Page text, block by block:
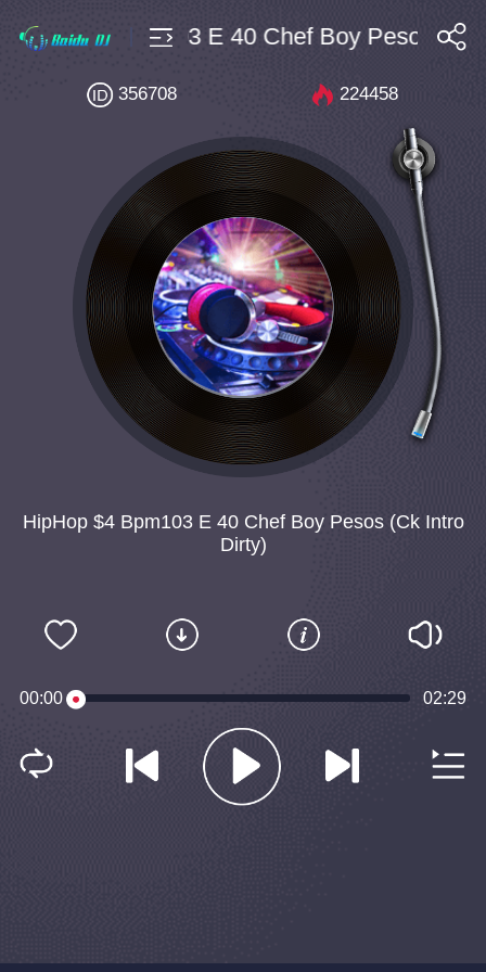
$4 Bpm103 E 40 Chef Boy Pesos (Ck
HipHop $4 Bpm103 E 40 Chef Boy Pesos (Ck Intro
Dirty)
356708 224458
00:00 02:29